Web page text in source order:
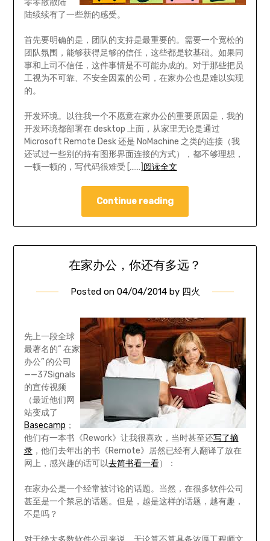
零零散散陆
陆续续有了一些新的感受。
首先要明确的是，团队的支持是最重要的。需要一个宽松的
团队氛围，能够获得足够的信任，这些都是软基础。如果同
事和上司不信任，这件事情是不可能办成的。对于那些把员
工视为不可靠、不安全因素的公司，在家办公也是难以实现
的。
开发环境。以往我一个不愿意在家办公的重要原因是，我的
开发环境都部署在 desktop 上面，从家里无论是通过
Microsoft Remote Desk 还是 NoMachine 之类的连接（我
还试过一些别的持有图形界面连接的方式），都不够理想，
一顿一顿的，写代码很难受 [……] 阅读全文
Continue reading
在家办公，你还有多远？
Posted on 04/04/2014by 四火
先上一段全球
最著名的“ 在家
办公” 的公司
——37Signals
的宣传视频
（最近他们网
站变成了
Basecamp ；
他们有一本书《Rework》让我很喜欢，当时甚至还写了摘
录，他们去年出的书《Remote》居然已经有人翻译了放在
网上，感兴趣的话可以去简书看一看）：
在家办公是一个经常被讨论的话题。当然，在很多软件公司
甚至是一个禁忌的话题。但是，越是这样的话题，越有趣，
不是吗？